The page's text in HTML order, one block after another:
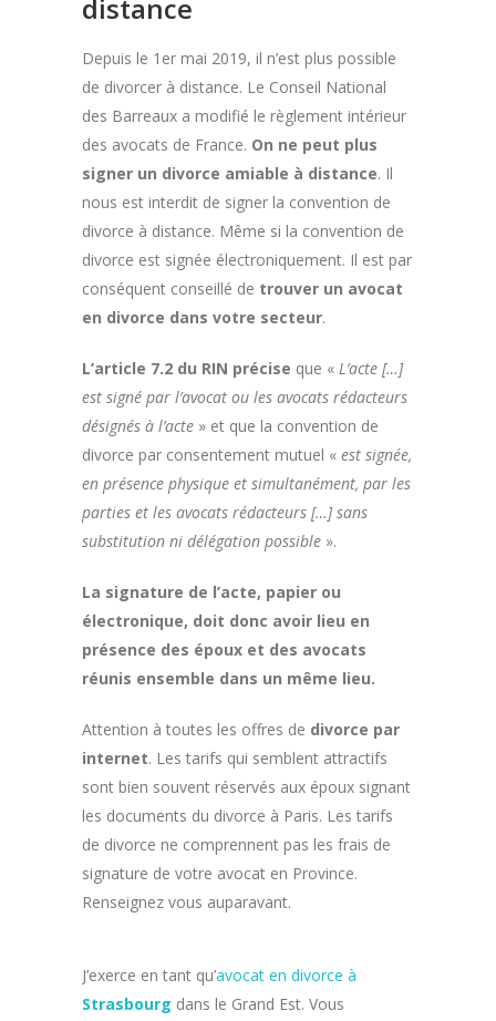
distance
Depuis le 1er mai 2019, il n’est plus possible
de divorcer à distance. Le Conseil National
des Barreaux a modifié le règlement intérieur
des avocats de France. On ne peut plus
signer un divorce amiable à distance. Il
nous est interdit de signer la convention de
divorce à distance. Même si la convention de
divorce est signée électroniquement. Il est par
conséquent conseillé de trouver un avocat
en divorce dans votre secteur.
L’article 7.2 du RIN précise que « L’acte […]
est signé par l’avocat ou les avocats rédacteurs
désignés à l’acte » et que la convention de
divorce par consentement mutuel « est signée,
en présence physique et simultanément, par les
parties et les avocats rédacteurs […] sans
substitution ni délégation possible ».
La signature de l’acte, papier ou
électronique, doit donc avoir lieu en
présence des époux et des avocats
réunis ensemble dans un même lieu.
Attention à toutes les offres de divorce par
internet. Les tarifs qui semblent attractifs
sont bien souvent réservés aux époux signant
les documents du divorce à Paris. Les tarifs
de divorce ne comprennent pas les frais de
signature de votre avocat en Province.
Renseignez vous auparavant.
J’exerce en tant qu’avocat en divorce à
Strasbourg dans le Grand Est. Vous